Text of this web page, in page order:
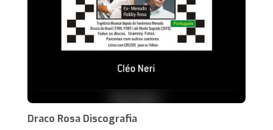
Draco Rosa Discografia